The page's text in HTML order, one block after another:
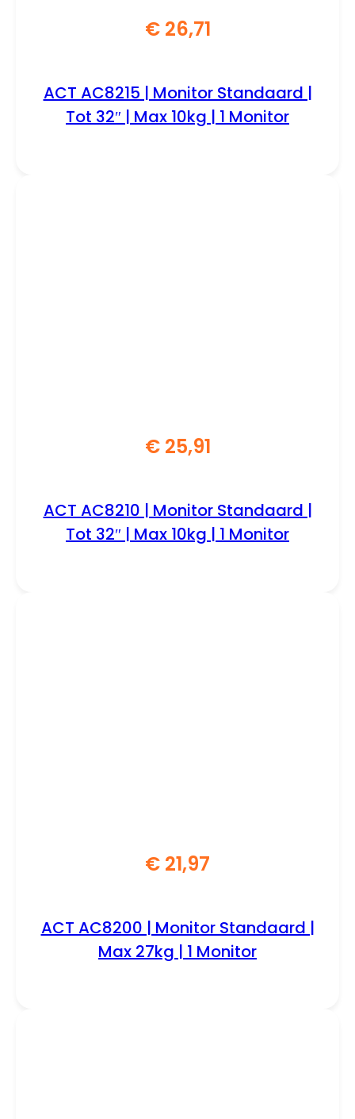
€26,71
ACT AC8215 | Monitor Standaard |
Tot 32″ | Max 10kg | 1 Monitor
€25,91
ACT AC8210 | Monitor Standaard |
Tot 32″ | Max 10kg | 1 Monitor
€ 21,97
ACT AC8200 | Monitor Standaard |
Max 27kg | 1 Monitor